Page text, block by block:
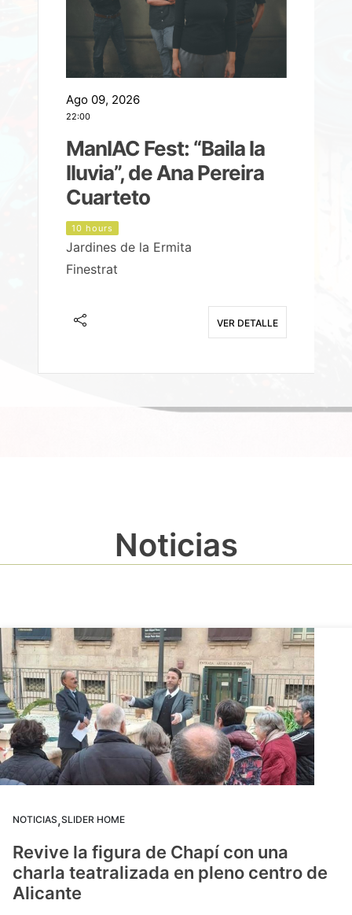
Ago 09, 2026
22:00
ManIAC Fest: “Baila la
lluvia”, de Ana Pereira
Cuarteto
10 hours
Jardines de la Ermita
Finestrat
VER DETALLE
Noticias
NOTICIAS,SLIDER HOME
Revive la figura de Chapí con una
charla teatralizada en pleno centro de
Alicante